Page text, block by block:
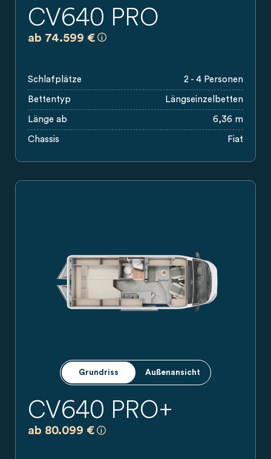
CV640 PRO
ab 74.599 €
Schlafplätze 2 - 4 Personen
Bettentyp Längseinzelbetten
Länge ab 6,36 m
Chassis Fiat
Grundriss Außenansicht
CV640 PRO+
ab 80.099 €